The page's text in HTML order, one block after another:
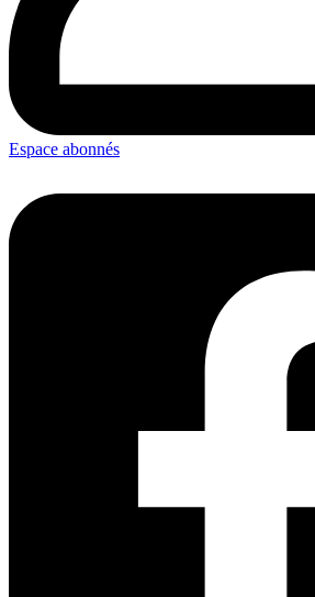
Espace abonnés